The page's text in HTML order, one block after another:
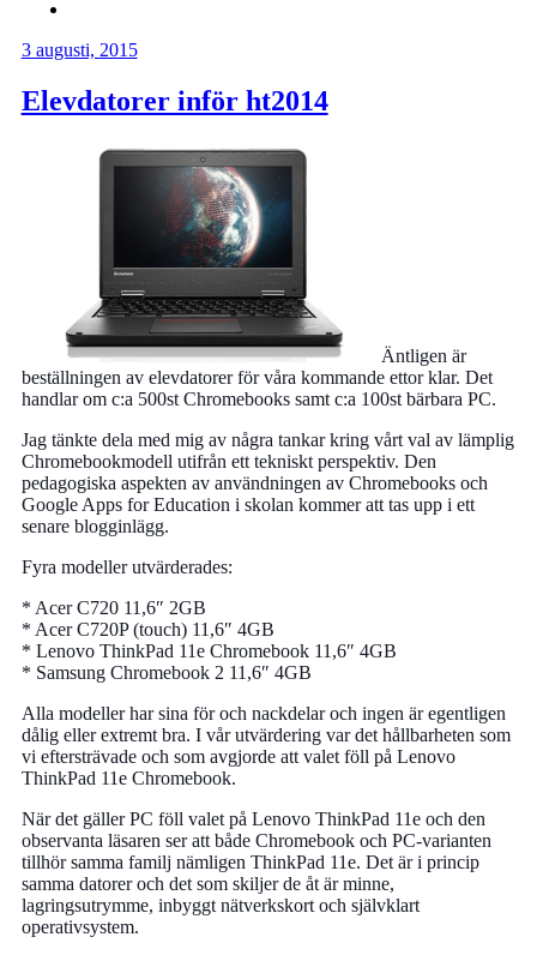
3 augusti, 2015
Elevdatorer inför ht2014
Äntligen är
beställningen av elevdatorer för våra kommande ettor klar. Det
handlar om c:a 500st Chromebooks samt c:a 100st bärbara PC.
Jag tänkte dela med mig av några tankar kring vårt val av lämplig
Chromebookmodell utifrån ett tekniskt perspektiv. Den
pedagogiska aspekten av användningen av Chromebooks och
Google Apps for Education i skolan kommer att tas upp i ett
senare blogginlägg.
Fyra modeller utvärderades:
* Acer C720 11,6″ 2GB
* Acer C720P (touch) 11,6″ 4GB
* Lenovo ThinkPad 11e Chromebook 11,6″ 4GB
* Samsung Chromebook 2 11,6″ 4GB
Alla modeller har sina för och nackdelar och ingen är egentligen
dålig eller extremt bra. I vår utvärdering var det hållbarheten som
vi eftersträvade och som avgjorde att valet föll på Lenovo
ThinkPad 11e Chromebook.
När det gäller PC föll valet på Lenovo ThinkPad 11e och den
observanta läsaren ser att både Chromebook och PC-varianten
tillhör samma familj nämligen ThinkPad 11e. Det är i princip
samma datorer och det som skiljer de åt är minne,
lagringsutrymme, inbyggt nätverkskort och självklart
operativsystem.